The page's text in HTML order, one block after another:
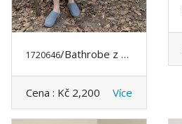
1720646/Bathrobe z VERSACE
Cena : Kč 2,200 Více